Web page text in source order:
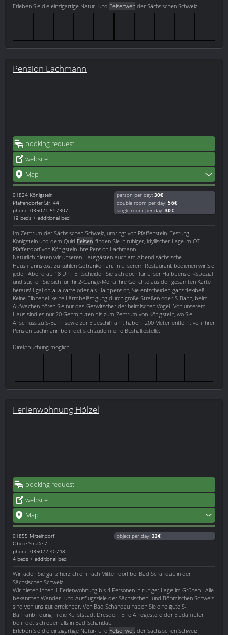
Erleben Sie die einzigartige Natur- und Felsenwelt der Sächsischen Schweiz.
Pension Lachmann
booking request
website
Map
01824 Königstein
Pfaffendorfer Str. 44
phone: 035021 597307
19 beds + additional bed
person per day: 30€
double room per day: 56€
single room per day: 30€
Im Zentrum der Sächsischen Schweiz, umringt von Pfaffenstein, Festung
Königstein und dem Quirl-Felsen , finden Sie in ruhiger, idyllischer Lage im OT
Pfaffendorf von Königstein Ihre Pension Lachmann.
Natürlich bieten wir unseren Hausgästen auch am Abend sächsische
Hausmannskost zu kühlen Getränken an. In unserem Restaurant bedienen wir Sie
jeden Abend ab 18 Uhr. Entscheiden Sie sich doch für unser Halbpension-Spezial
und suchen Sie sich für Ihr 2-Gänge-Menü Ihre Gerichte aus der gesamten Karte
heraus! Egal ob a la carte oder als Halbpension, Sie entscheiden ganz flexibel!
Keine Elbnebel, keine Lärmbelästigung durch große Straßen oder S-Bahn, beim
Aufwachen hören Sie nur das Gezwitscher der heimischen Vögel. Von unserem
Haus sind es nur 20 Gehminuten bis zum Zentrum von Königstein, wo Sie
Anschluss zu S-Bahn sowie zur Elbeschifffahrt haben. 200 Meter entfernt von Ihrer
Pension Lachmann befindet sich zudem eine Bushaltestelle.
Direktbuchung möglich.
Ferienwohnung Hölzel
booking request
website
Map
01855 Mittelndorf
Obere Straße 7
phone: 035022 40748
4 beds + additional bed
object per day: 33€
Wir laden Sie ganz herzlich ein nach Mittelndorf bei Bad Schandau in der
Sächsischen Schweiz.
Wir bieten Ihnen 1 Ferienwohnung bis 4 Personen in ruhiger Lage im Grünen . Alle
bekannten Wander- und Ausflugsziele der Sächsischen- und Böhmischen Schweiz
sind von uns gut erreichbar. Von Bad Schandau haben Sie eine gute S-
Bahnanbindung in die Kunststadt Dresden. Eine Anlegestelle der Elbdampfer
befindet sich ebenfalls in Bad Schandau.
Erleben Sie die einzigartige Natur- und Felsenwelt der Sächsischen Schweiz.